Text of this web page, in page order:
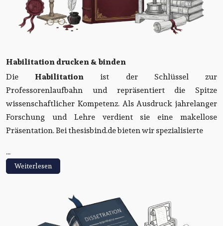
Habilitation drucken & binden
Die Habilitation ist der Schlüssel zur
Professorenlaufbahn und repräsentiert die Spitze
wissenschaftlicher Kompetenz. Als Ausdruck jahrelanger
Forschung und Lehre verdient sie eine makellose
Präsentation. Bei thesisbind.de bieten wir spezialisierte
...
Weiterlesen